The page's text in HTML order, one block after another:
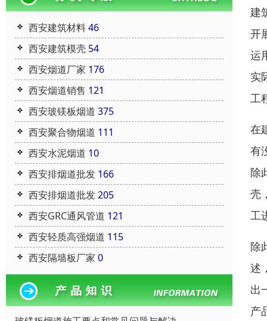
西安建筑材料46
西安建筑模壳 54
西安烟道厂家 176
西安烟道销售 121
西安玻镁板烟道 375
西安聚合物烟道 111
西安水泥烟道 10
西安排烟道批发 166
西安排烟道批发205
西安GRC通风管道 121
西安轻质高强烟道 115
西安隔墙板厂家 0
建
开
运
实
工
在
有
除
壳
工
除
述
出
产